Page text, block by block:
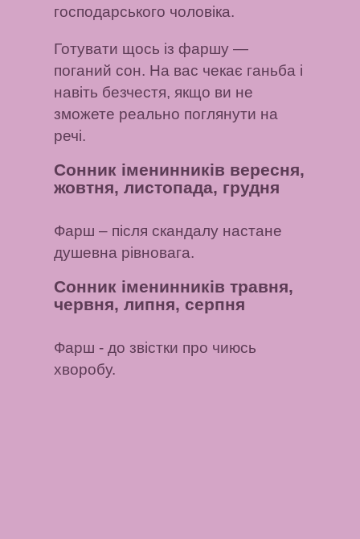
господарського чоловіка.
Готувати щось із фаршу —
поганий сон. На вас чекає ганьба і
навіть безчестя, якщо ви не
зможете реально поглянути на
речі.
Сонник іменинників вересня,
жовтня, листопада, грудня
Фарш – після скандалу настане
душевна рівновага.
Сонник іменинників травня,
червня, липня, серпня
Фарш - до звістки про чиюсь
хворобу.